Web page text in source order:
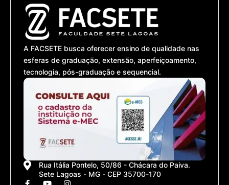
A FACSETE busca oferecer ensino de qualidade nas
esferas de graduação, extensão, aperfeiçoamento,
tecnologia, pós-graduação e sequencial.
Rua Itália Pontelo, 50/86 - Chácara do Paiva.
Sete Lagoas - MG - CEP 35700-170
F Y I